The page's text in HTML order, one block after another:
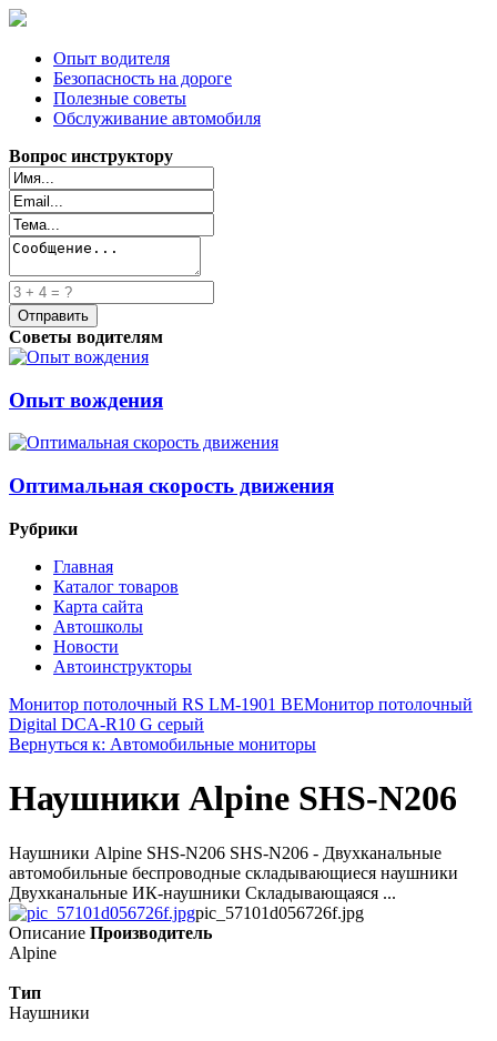
Опыт водителя
Безопасность на дороге
Полезные советы
Обслуживание автомобиля
Вопрос инструктору
Советы водителям
Опыт вождения
Оптимальная скорость движения
Рубрики
Главная
Каталог товаров
Карта сайта
Автошколы
Новости
Автоинструкторы
Монитор потолочный RS LM-1901 BEМонитор потолочный
Digital DCA-R10 G серый
Вернуться к: Автомобильные мониторы
Наушники Alpine SHS-N206
Наушники Alpine SHS-N206 SHS-N206 - Двухканальные
автомобильные беспроводные складывающиеся наушники
Двухканальные ИК-наушники Складывающаяся ...
pic_57101d056726f.jpg
Описание Производитель
Alpine
Тип
Наушники